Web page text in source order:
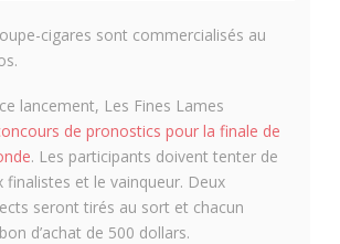
cigares sont commercialisés au
lancement, Les Fines Lames
de pronostics pour la finale de
. Les participants doivent tenter de
finalistes et le vainqueur. Deux
seront tirés au sort et chacun
d’achat de 500 dollars.